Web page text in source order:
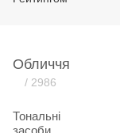
Обличчя
/ 2986
Тональні
засоби